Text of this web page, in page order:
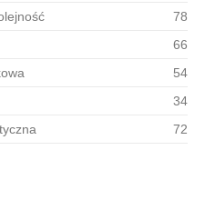
78
66
54
34
72